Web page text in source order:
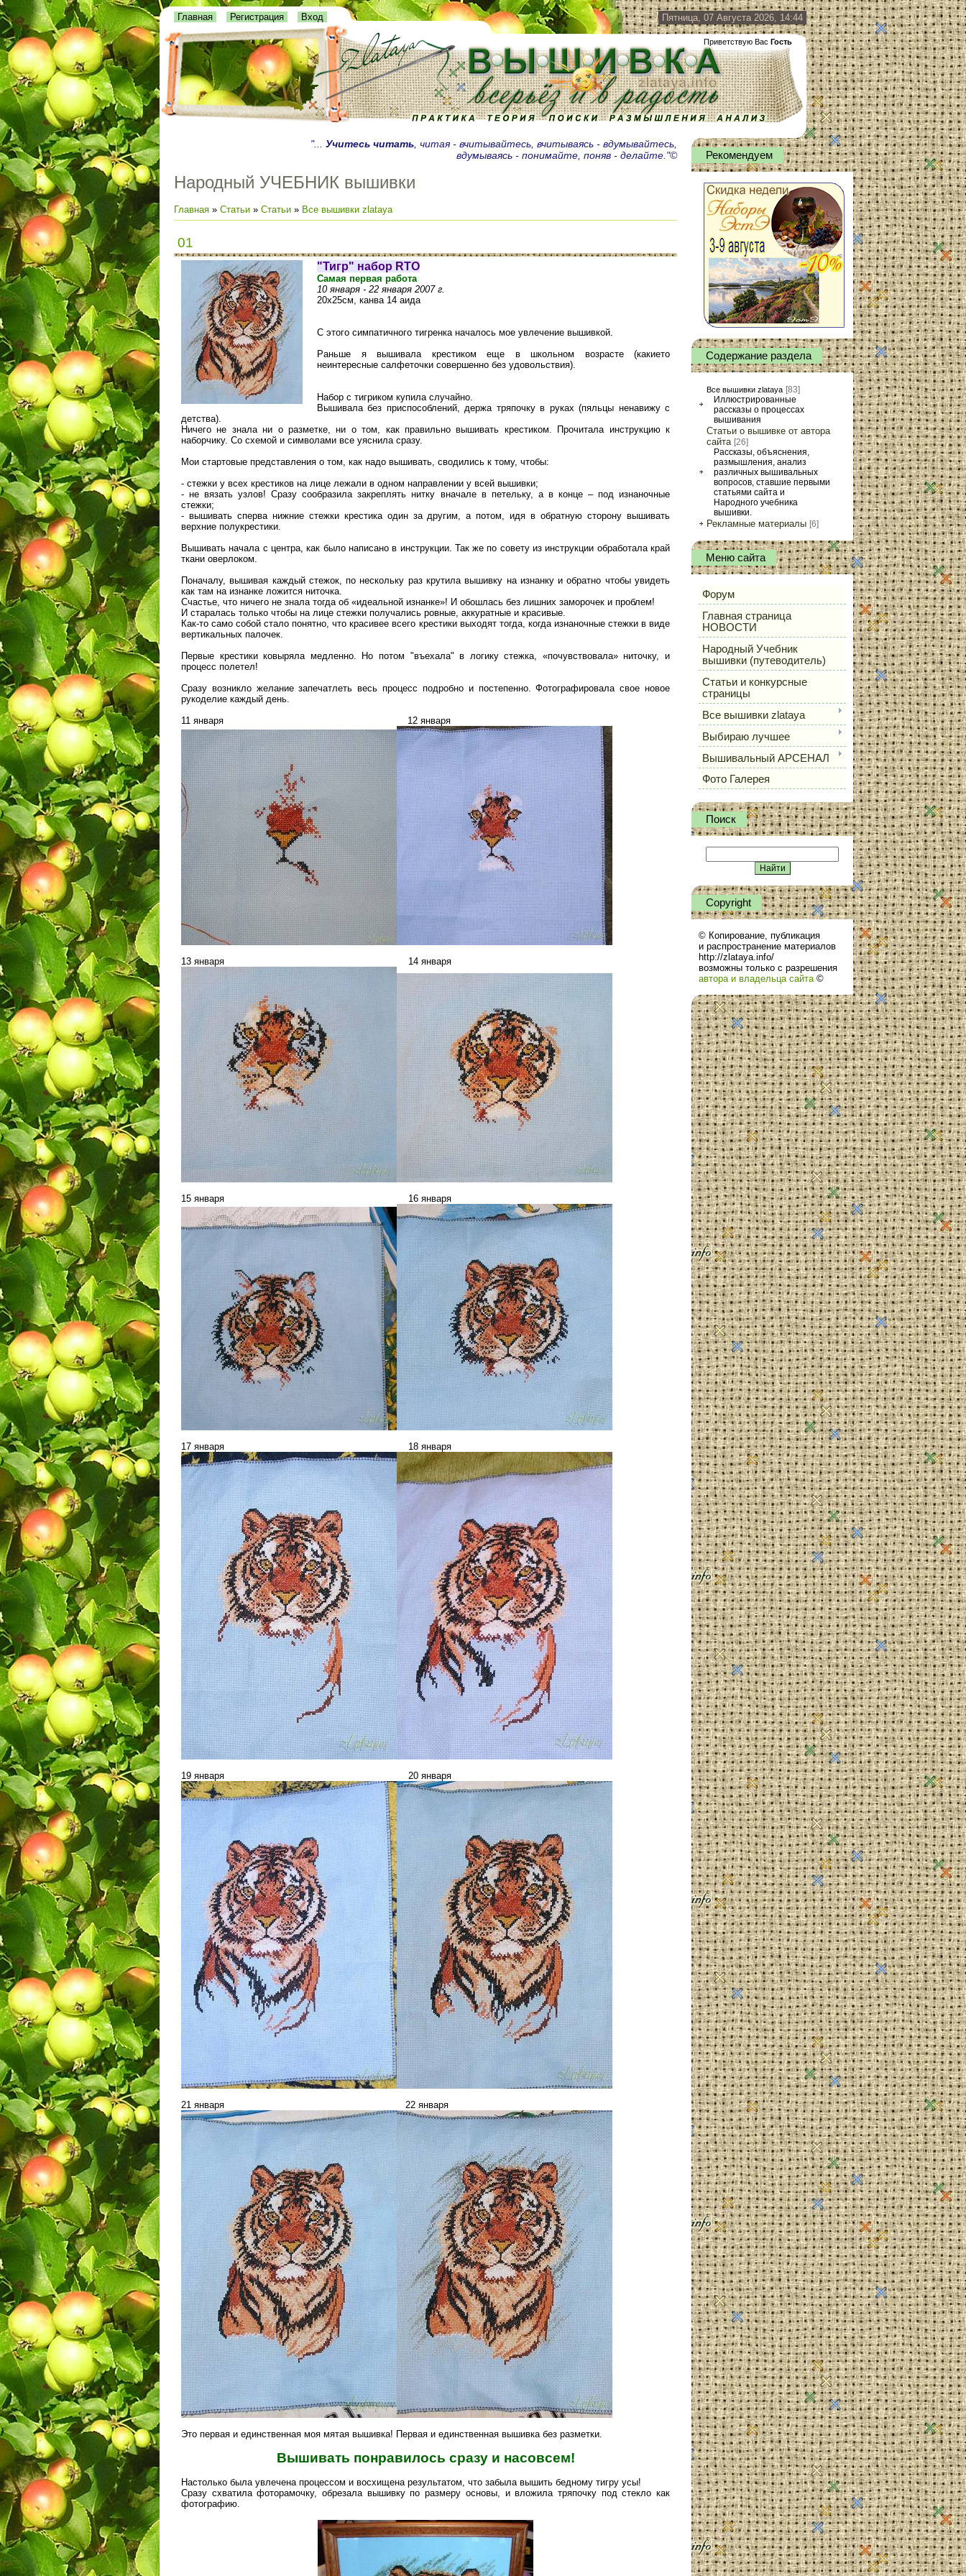
Пятница, 07 Августа 2026, 14:44
Приветствую Вас Гость
Главная Регистрация Вход
"... Учитесь читать , читая - вчитывайтесь, вчитываясь - вдумывайтесь,
вдумываясь - понимайте, поняв - делайте."©
Народный УЧЕБНИК вышивки
Главная » Статьи » Статьи » Все вышивки zlataya
01
"Тигр" набор RTO
Самая первая работа
10 января - 22 января 2007 г.
20х25см, канва 14 аида
С этого симпатичного тигренка началось мое увлечение вышивкой.
Раньше я вышивала крестиком еще в школьном возрасте (какието
неинтересные салфеточки совершенно без удовольствия).
Набор с тигриком купила случайно.
Вышивала без приспособлений, держа тряпочку в руках (пяльцы ненавижу с
детства).
Ничего не знала ни о разметке, ни о том, как правильно вышивать крестиком. Прочитала инструкцию к
наборчику. Со схемой и символами все уяснила сразу.
Мои стартовые представления о том, как надо вышивать, сводились к тому, чтобы:
- стежки у всех крестиков на лице лежали в одном направлении у всей вышивки;
- не вязать узлов! Сразу сообразила закреплять нитку вначале в петельку, а в конце – под изнаночные
стежки;
- вышивать сперва нижние стежки крестика один за другим, а потом, идя в обратную сторону вышивать
верхние полукрестики.
Вышивать начала с центра, как было написано в инструкции. Так же по совету из инструкции обработала край
ткани оверлоком.
Поначалу, вышивая каждый стежок, по нескольку раз крутила вышивку на изнанку и обратно чтобы увидеть
как там на изнанке ложится ниточка.
Счастье, что ничего не знала тогда об «идеальной изнанке»! И обошлась без лишних заморочек и проблем!
И старалась только чтобы на лице стежки получались ровные, аккуратные и красивые.
Как-то само собой стало понятно, что красивее всего крестики выходят тогда, когда изнаночные стежки в виде
вертикальных палочек.
Первые крестики ковыряла медленно. Но потом "въехала" в логику стежка, «почувствовала» ниточку, и
процесс полетел!
Сразу возникло желание запечатлеть весь процесс подробно и постепенно. Фотографировала свое новое
рукоделие каждый день.
11 января
12 января
13 января 14 января
15 января 16 января
17 января 18 января
19 января 20 января
21 января 22 января
Это первая и единственная моя мятая вышивка! Первая и единственная вышивка без разметки
Вышивать понравилось сразу и насовсем!
Настолько была увлечена процессом и восхищена результатом, что забыла вышить бедному тигру усы!
Сразу схватила фоторамочку, обрезала вышивку по размеру основы, и вложила тряпочку под стекло как
фотографию.
Рекомендуем
Содержание раздела
Все вышивки zlataya [83]
Иллюстрированные
рассказы о процессах
вышивания
Статьи о вышивке от автора
сайта [26]
Рассказы, объяснения,
размышления, анализ
различных вышивальных
вопросов, ставшие первыми
статьями сайта и
Народного учебника
вышивки.
Рекламные материалы [6]
Меню сайта
Форум
Главная страница
НОВОСТИ
Народный Учебник
вышивки (путеводитель)
Статьи и конкурсные
страницы
Все вышивки zlataya
Выбираю лучшее
Вышивальный АРСЕНАЛ
Фото Галерея
Поиск
Сopyright
© Копирование, публикация
и распространение материалов
http://zlataya.info/
возможны только с разрешения
автора и владельца сайта©